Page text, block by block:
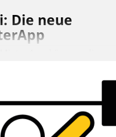
Die neue
kommunizieren,
oder
abgeben – rund um